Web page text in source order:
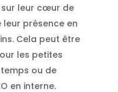
leur cœur de
leur présence en
Cela peut être
les petites
ou de
en interne.